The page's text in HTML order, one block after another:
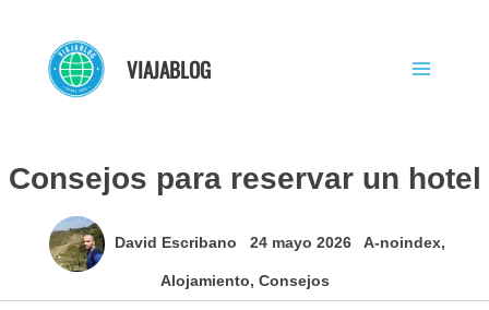
contenido
VIAJABLOG
Consejos para reservar un hotel
David Escribano 24 mayo 2026 A-noindex,
Alojamiento, Consejos